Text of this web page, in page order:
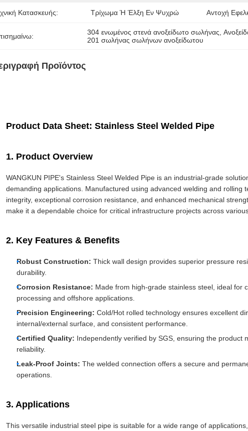
Κατασκευής: Τρίχωμα Ή Έλξη Εν Ψυχρώ Αντοχή
304 ενωμένος στενά ανοξείδωτο σωλήνας ,
201 σωλήνας σωλήνων ανοξείδωτου
Προϊόντος
Product Data Sheet: Stainless Steel Welded Pipe
1. Product Overview
WANGKUN PIPE's Stainless Steel Welded Pipe is an industrial-grade
demanding applications. Manufactured using advanced welding and rolling
integrity, exceptional corrosion resistance, and enhanced mechanical
make it a dependable choice for critical infrastructure projects across
2. Key Features & Benefits
Robust Construction: Thick wall design provides superior pressure
durability.
Corrosion Resistance: Made from high-grade stainless steel, ideal for
processing and offshore applications.
Precision Engineering: Cold/Hot rolled technology ensures excellent
internal/external surface, and consistent performance.
Certified Quality: Independently verified by SGS, ensuring the product
reliability.
Leak-Proof Joints: The welded connection offers a secure and
operations.
3. Applications
This versatile industrial steel pipe is suitable for a wide range of